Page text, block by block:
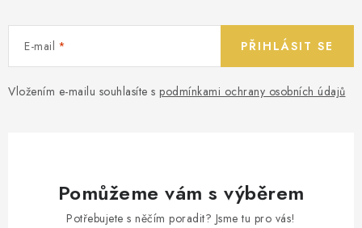
E-mail
Vložením e-mailu souhlasíte s podmínkami ochrany osobních údajů
PŘIHLÁSIT SE
Pomůžeme vám s výběrem
Potřebujete s něčím poradit? Jsme tu pro vás!